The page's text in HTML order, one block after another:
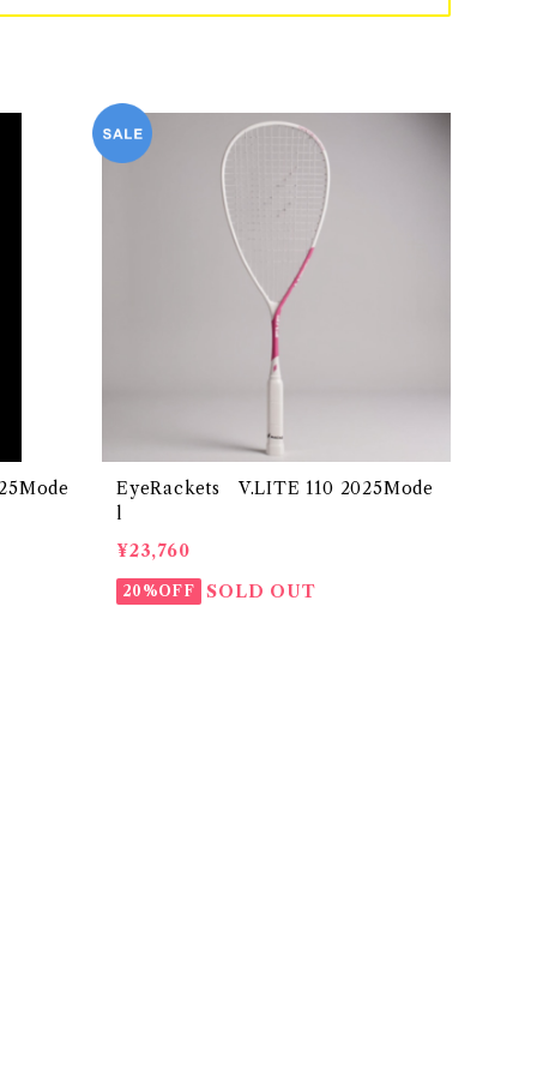
EyeRackets V.LITE 110 2025Mode
l
¥23,760
20%OFF SOLD OUT